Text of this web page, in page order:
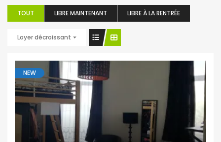
TOUT LIBRE MAINTENANT LIBRE À LA RENTRÉE
Loyer décroissant
NEW